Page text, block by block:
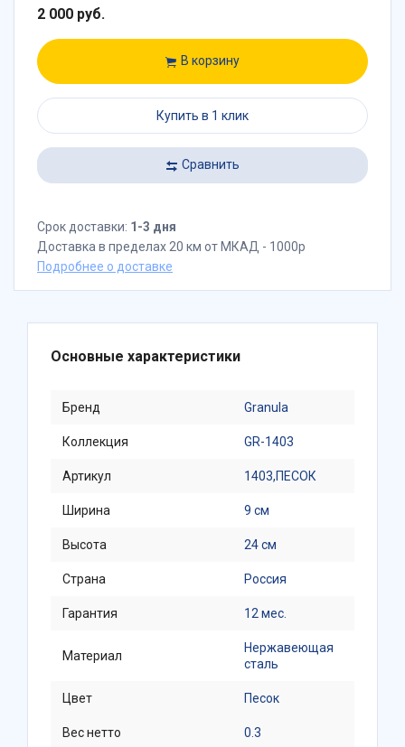
2 000 руб.
В корзину
Купить в 1 клик
Сравнить
Срок доставки: 1-3 дня
Доставка в пределах 20 км от МКАД - 1000р
Подробнее о доставке
Основные характеристики
Бренд Granula
Коллекция GR-1403
Артикул 1403,ПЕСОК
Ширина 9 см
Высота 24 см
Страна Россия
Гарантия 12 мес.
Материал
Нержавеющая
сталь
Цвет Песок
Вес нетто 0.3